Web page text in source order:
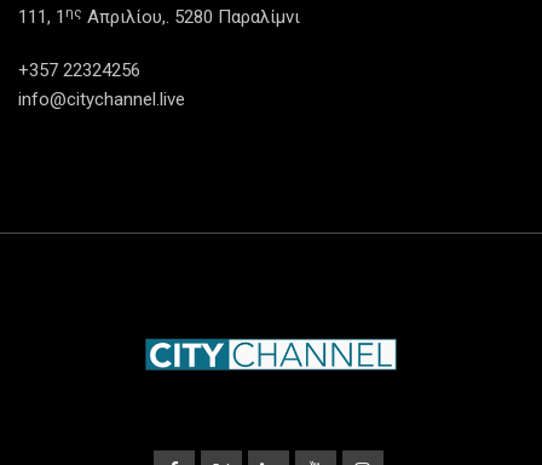
111, 1 ης Απριλίου,. 5280 Παραλίμνι
+357 22324256
info@citychannel.live